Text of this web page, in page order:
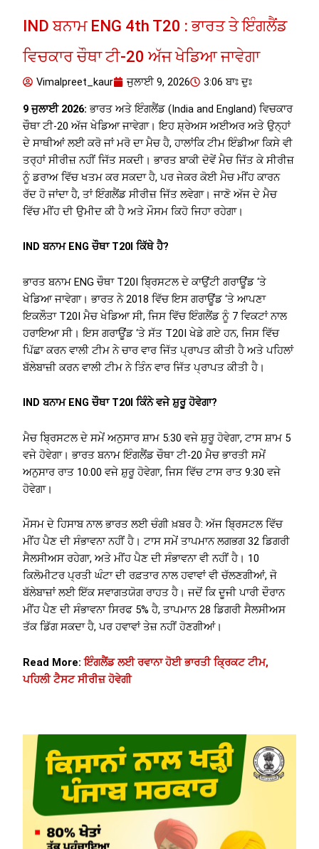
IND ਬਨਾਮ ENG 4th T20 : ਭਾਰਤ ਤੇ ਇੰਗਲੈਂਡ
ਵਿਚਕਾਰ ਚੌਥਾ ਟੀ-20 ਅੱਜ ਖੇਡਿਆ ਜਾਵੇਗਾ
Vimalpreet_kaur ਜੁਲਾਈ 9, 2026 3:06 ਬਾਃ ਦੁਃ
9 ਜੁਲਾਈ 2026: ਭਾਰਤ ਅਤੇ ਇੰਗਲੈਂਡ (India and England) ਵਿਚਕਾਰ
ਚੌਥਾ ਟੀ-20 ਅੱਜ ਖੇਡਿਆ ਜਾਵੇਗਾ। ਇਹ ਸ਼੍ਰੇਅਸ ਅਈਅਰ ਅਤੇ ਉਨ੍ਹਾਂ
ਦੇ ਸਾਥੀਆਂ ਲਈ ਕਰੋ ਜਾਂ ਮਰੋ ਦਾ ਮੈਚ ਹੈ, ਹਾਲਾਂਕਿ ਟੀਮ ਇੰਡੀਆ ਕਿਸੇ ਵੀ
ਤਰ੍ਹਾਂ ਸੀਰੀਜ਼ ਨਹੀਂ ਜਿੱਤ ਸਕਦੀ। ਭਾਰਤ ਬਾਕੀ ਦੋਵੇਂ ਮੈਚ ਜਿੱਤ ਕੇ ਸੀਰੀਜ਼
ਨੂੰ ਡਰਾਅ ਵਿੱਚ ਖਤਮ ਕਰ ਸਕਦਾ ਹੈ, ਪਰ ਜੇਕਰ ਕੋਈ ਮੈਚ ਮੀਂਹ ਕਾਰਨ
ਰੱਦ ਹੋ ਜਾਂਦਾ ਹੈ, ਤਾਂ ਇੰਗਲੈਂਡ ਸੀਰੀਜ਼ ਜਿੱਤ ਲਵੇਗਾ। ਜਾਣੋ ਅੱਜ ਦੇ ਮੈਚ
ਵਿੱਚ ਮੀਂਹ ਦੀ ਉਮੀਦ ਕੀ ਹੈ ਅਤੇ ਮੌਸਮ ਕਿਹੋ ਜਿਹਾ ਰਹੇਗਾ।
IND ਬਨਾਮ ENG ਚੌਥਾ T20I ਕਿੱਥੇ ਹੈ?
ਭਾਰਤ ਬਨਾਮ ENG ਚੌਥਾ T20I ਬ੍ਰਿਸਟਲ ਦੇ ਕਾਉਂਟੀ ਗਰਾਊਂਡ ‘ਤੇ
ਖੇਡਿਆ ਜਾਵੇਗਾ। ਭਾਰਤ ਨੇ 2018 ਵਿੱਚ ਇਸ ਗਰਾਊਂਡ ‘ਤੇ ਆਪਣਾ
ਇਕਲੌਤਾ T20I ਮੈਚ ਖੇਡਿਆ ਸੀ, ਜਿਸ ਵਿੱਚ ਇੰਗਲੈਂਡ ਨੂੰ 7 ਵਿਕਟਾਂ ਨਾਲ
ਹਰਾਇਆ ਸੀ। ਇਸ ਗਰਾਊਂਡ ‘ਤੇ ਸੱਤ T20I ਖੇਡੇ ਗਏ ਹਨ, ਜਿਸ ਵਿੱਚ
ਪਿੱਛਾ ਕਰਨ ਵਾਲੀ ਟੀਮ ਨੇ ਚਾਰ ਵਾਰ ਜਿੱਤ ਪ੍ਰਾਪਤ ਕੀਤੀ ਹੈ ਅਤੇ ਪਹਿਲਾਂ
ਬੱਲੇਬਾਜ਼ੀ ਕਰਨ ਵਾਲੀ ਟੀਮ ਨੇ ਤਿੰਨ ਵਾਰ ਜਿੱਤ ਪ੍ਰਾਪਤ ਕੀਤੀ ਹੈ।
IND ਬਨਾਮ ENG ਚੌਥਾ T20I ਕਿੰਨੇ ਵਜੇ ਸ਼ੁਰੂ ਹੋਵੇਗਾ?
ਮੈਚ ਬ੍ਰਿਸਟਲ ਦੇ ਸਮੇਂ ਅਨੁਸਾਰ ਸ਼ਾਮ 5:30 ਵਜੇ ਸ਼ੁਰੂ ਹੋਵੇਗਾ, ਟਾਸ ਸ਼ਾਮ 5
ਵਜੇ ਹੋਵੇਗਾ। ਭਾਰਤ ਬਨਾਮ ਇੰਗਲੈਂਡ ਚੌਥਾ ਟੀ-20 ਮੈਚ ਭਾਰਤੀ ਸਮੇਂ
ਅਨੁਸਾਰ ਰਾਤ 10:00 ਵਜੇ ਸ਼ੁਰੂ ਹੋਵੇਗਾ, ਜਿਸ ਵਿੱਚ ਟਾਸ ਰਾਤ 9:30 ਵਜੇ
ਹੋਵੇਗਾ।
ਮੌਸਮ ਦੇ ਹਿਸਾਬ ਨਾਲ ਭਾਰਤ ਲਈ ਚੰਗੀ ਖ਼ਬਰ ਹੈ: ਅੱਜ ਬ੍ਰਿਸਟਲ ਵਿੱਚ
ਮੀਂਹ ਪੈਣ ਦੀ ਸੰਭਾਵਨਾ ਨਹੀਂ ਹੈ। ਟਾਸ ਸਮੇਂ ਤਾਪਮਾਨ ਲਗਭਗ 32 ਡਿਗਰੀ
ਸੈਲਸੀਅਸ ਰਹੇਗਾ, ਅਤੇ ਮੀਂਹ ਪੈਣ ਦੀ ਸੰਭਾਵਨਾ ਵੀ ਨਹੀਂ ਹੈ। 10
ਕਿਲੋਮੀਟਰ ਪ੍ਰਤੀ ਘੰਟਾ ਦੀ ਰਫ਼ਤਾਰ ਨਾਲ ਹਵਾਵਾਂ ਵੀ ਚੱਲਣਗੀਆਂ, ਜੋ
ਬੱਲੇਬਾਜ਼ਾਂ ਲਈ ਇੱਕ ਸਵਾਗਤਯੋਗ ਰਾਹਤ ਹੈ। ਜਦੋਂ ਕਿ ਦੂਜੀ ਪਾਰੀ ਦੌਰਾਨ
ਮੀਂਹ ਪੈਣ ਦੀ ਸੰਭਾਵਨਾ ਸਿਰਫ 5% ਹੈ, ਤਾਪਮਾਨ 28 ਡਿਗਰੀ ਸੈਲਸੀਅਸ
ਤੱਕ ਡਿੱਗ ਸਕਦਾ ਹੈ, ਪਰ ਹਵਾਵਾਂ ਤੇਜ਼ ਨਹੀਂ ਹੋਣਗੀਆਂ।
Read More:ਇੰਗਲੈਂਡ ਲਈ ਰਵਾਨਾ ਹੋਈ ਭਾਰਤੀ ਕ੍ਰਿਕਟ ਟੀਮ,
ਪਹਿਲੀ ਟੈਸਟ ਸੀਰੀਜ਼ ਹੋਵੇਗੀ